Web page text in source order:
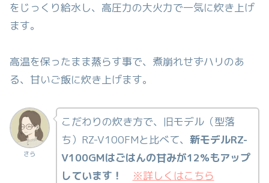
をじっくり給水し、高圧力の大火力で一気に炊き上げ
ます。
高温を保ったまま蒸らす事で、煮崩れせずハリのあ
る、甘いご飯に炊き上げます。
さら
こだわりの炊き方で、旧モデル（型落
ち）RZ-V100FMと比べて、 新モデルRZ-
V100GMはごはんの甘みが12%もアップ
しています！
※詳しくはこちら